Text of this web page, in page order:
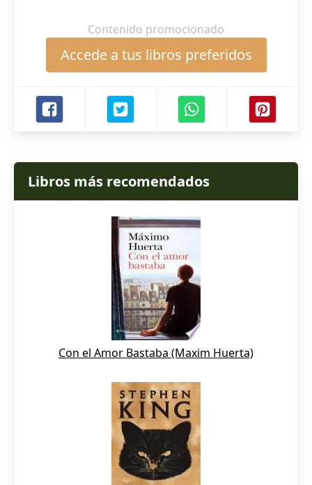
Contenido promocionado
Accede a tus libros preferidos
Libros más recomendados
Con el Amor Bastaba (Maxim Huerta)